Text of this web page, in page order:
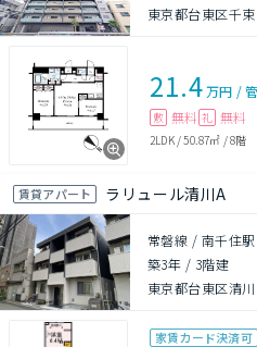
東京都台東区千
21.4万円 /
敷 無料 礼 無料
2LDK/50.87㎡ /8階
賃貸アパート ラリュール清川A
常磐線 / 南千住
築3年 / 3階建
東京都台東区清
家賃カード決済可